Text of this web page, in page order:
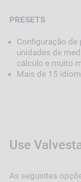
PRESETS
Configuração
unidades de
cálculo e muito
Mais de 15
Use
As seguintes